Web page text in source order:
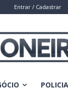
Entrar / Cadastrar